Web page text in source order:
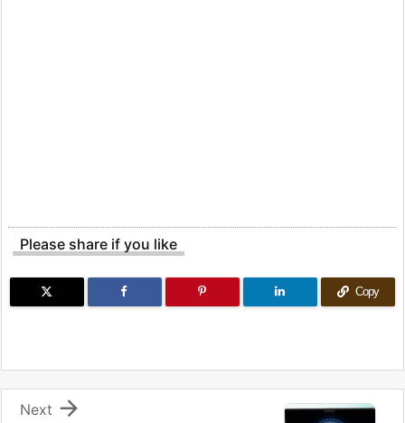
Please share if you like
Copy

Next